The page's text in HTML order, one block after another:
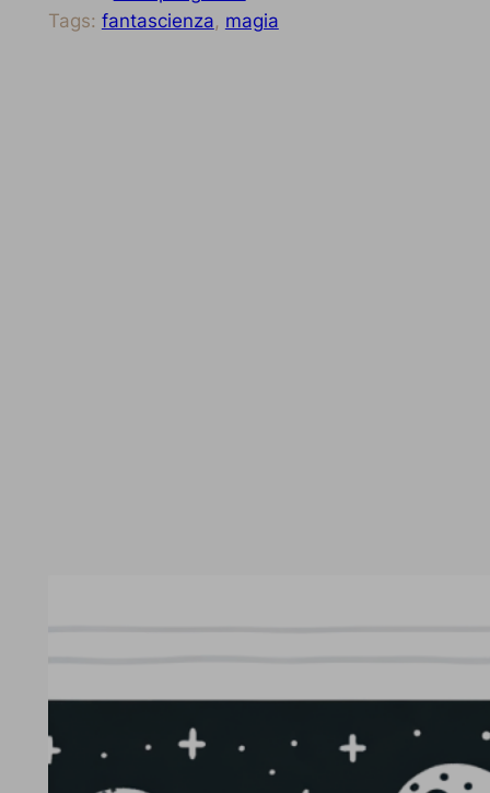
Tags: fantascienza, magia